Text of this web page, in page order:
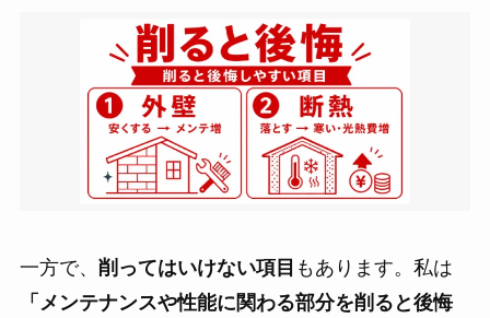
一方で、 削ってはいけない項目 もあります。私は
「メンテナンスや性能に関わる部分を削ると後悔